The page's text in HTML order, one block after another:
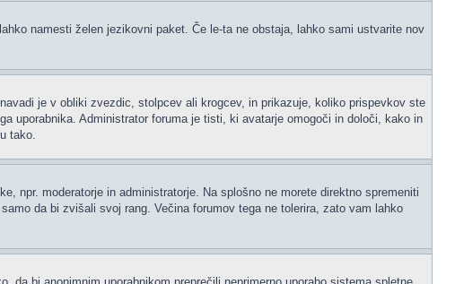
namesti želen jezikovni paket. Če le-ta ne obstaja, lahko sami ustvarite nov
je v obliki zvezdic, stolpcev ali krogcev, in prikazuje, koliko prispevkov ste
uporabnika. Administrator foruma je tisti, ki avatarje omogoči in določi, kako in
tako.
npr. moderatorje in administratorje. Na splošno ne morete direktno spremeniti
da bi zvišali svoj rang. Večina forumov tega ne tolerira, zato vam lahko